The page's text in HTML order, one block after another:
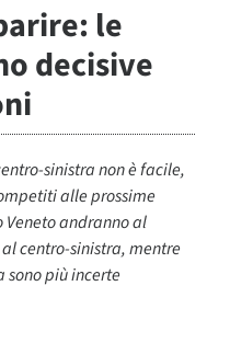
le
decisive
sinistra non è facile,
alle prossime
andranno al
centro-sinistra, mentre
sono più incerte